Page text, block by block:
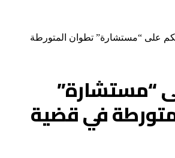
على “مستشارة” تطوان المتورطة
“مستشارة”
في قضية